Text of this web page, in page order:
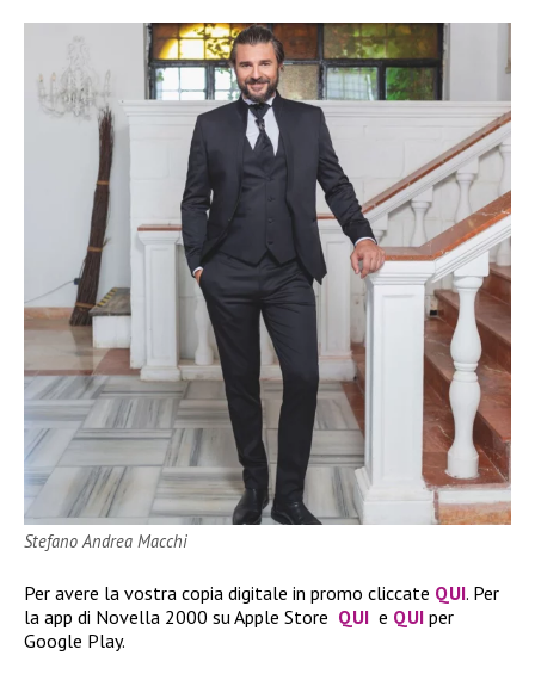
Stefano Andrea Macchi
Per avere la vostra copia digitale in promo cliccate QUI. Per
la app di Novella 2000 su Apple Store QUI e QUI per
Google Play.